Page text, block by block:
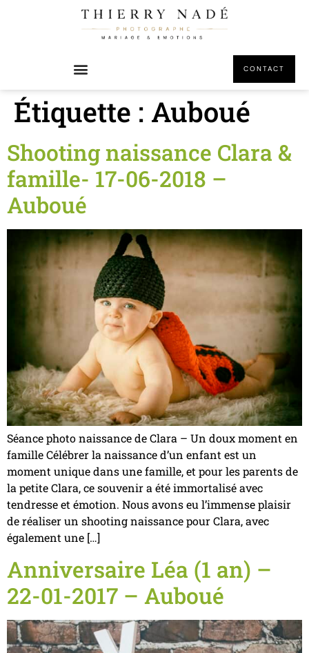
CONTACT
Étiquette : Auboué
Shooting naissance Clara &
famille- 17-06-2018 –
Auboué
Séance photo naissance de Clara – Un doux moment en
famille Célébrer la naissance d’un enfant est un
moment unique dans une famille, et pour les parents de
la petite Clara, ce souvenir a été immortalisé avec
tendresse et émotion. Nous avons eu l’immense plaisir
de réaliser un shooting naissance pour Clara, avec
également une […]
Anniversaire Léa (1 an) –
22-01-2017 – Auboué